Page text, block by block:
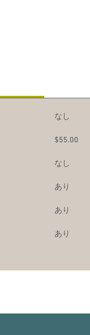
なし
$55.00
なし
あり
あり
あり